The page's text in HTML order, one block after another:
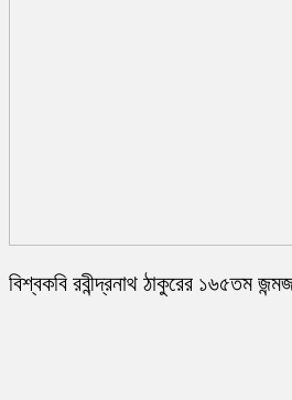
বিশ্বকবি রবীন্দ্রনাথ ঠাকুরের ১৬৫তম